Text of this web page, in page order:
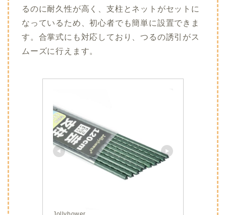
るのに耐久性が高く、支柱とネットがセットに
なっているため、初心者でも簡単に設置できま
す。合掌式にも対応しており、つるの誘引がス
ムーズに行えます。